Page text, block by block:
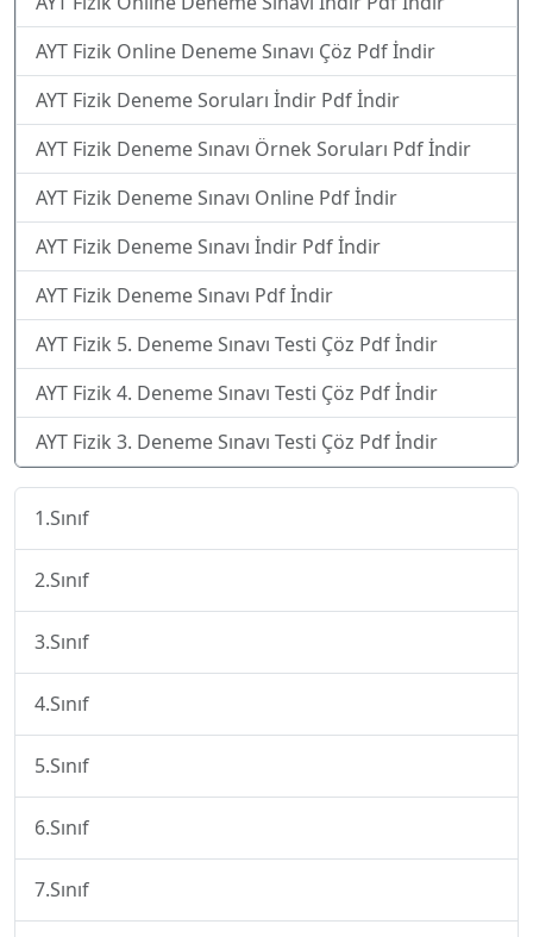
AYT Fizik Online Deneme Sınavı Çöz Pdf İndir
AYT Fizik Deneme Soruları İndir Pdf İndir
AYT Fizik Deneme Sınavı Örnek Soruları Pdf İndir
AYT Fizik Deneme Sınavı Online Pdf İndir
AYT Fizik Deneme Sınavı İndir Pdf İndir
AYT Fizik Deneme Sınavı Pdf İndir
AYT Fizik 5. Deneme Sınavı Testi Çöz Pdf İndir
AYT Fizik 4. Deneme Sınavı Testi Çöz Pdf İndir
AYT Fizik 3. Deneme Sınavı Testi Çöz Pdf İndir
1.Sınıf
2.Sınıf
3.Sınıf
4.Sınıf
5.Sınıf
6.Sınıf
7.Sınıf